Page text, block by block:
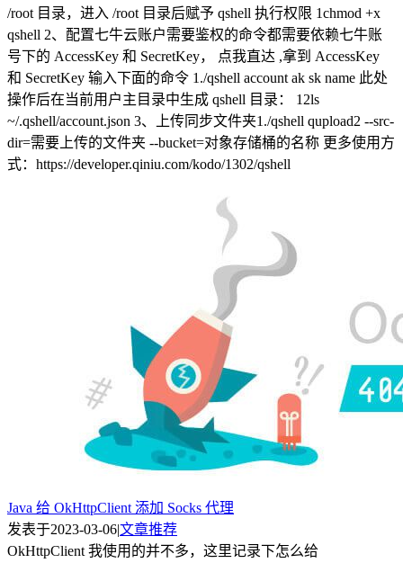
/root 目录，进入 /root 目录后赋予 qshell 执行权限 1chmod +x
qshell 2、配置七牛云账户需要鉴权的命令都需要依赖七牛账
号下的 AccessKey 和 SecretKey， 点我直达 ,拿到 AccessKey
和 SecretKey 输入下面的命令 1./qshell account ak sk name 此处
操作后在当前用户主目录中生成 qshell 目录： 12ls
~/.qshell/account.json 3、上传同步文件夹1./qshell qupload2 --src-
dir=需要上传的文件夹 --bucket=对象存储桶的名称 更多使用方
式：https://developer.qiniu.com/kodo/1302/qshell
Java 给 OkHttpClient 添加 Socks 代理
发表于2023-03-06|文章推荐
OkHttpClient 我使用的并不多，这里记录下怎么给